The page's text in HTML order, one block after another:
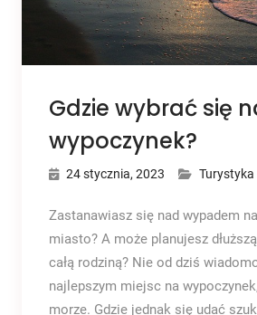
Gdzie wybrać się
wypoczynek?
24 stycznia, 2023 Turystyka
Zastanawiasz się nad wypadem
miasto? A może planujesz
całą rodziną? Nie od dziś
najlepszym miejsc na
morze. Gdzie jednak się udać